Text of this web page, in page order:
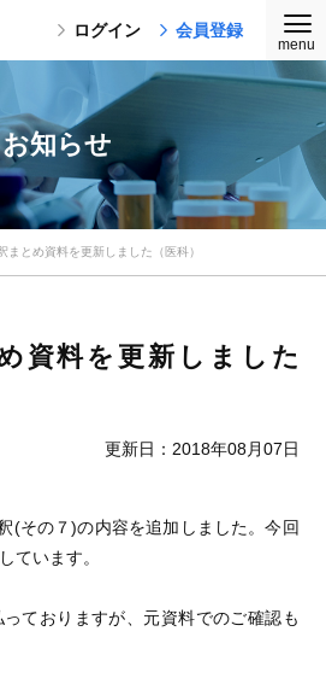
ログイン 会員登録
お知らせ
まとめ資料を更新しました（医科）
資料を更新しました
更新日：2018年08月07日
(その７)の内容を追加しました。今回
ています。
ておりますが、元資料でのご確認も